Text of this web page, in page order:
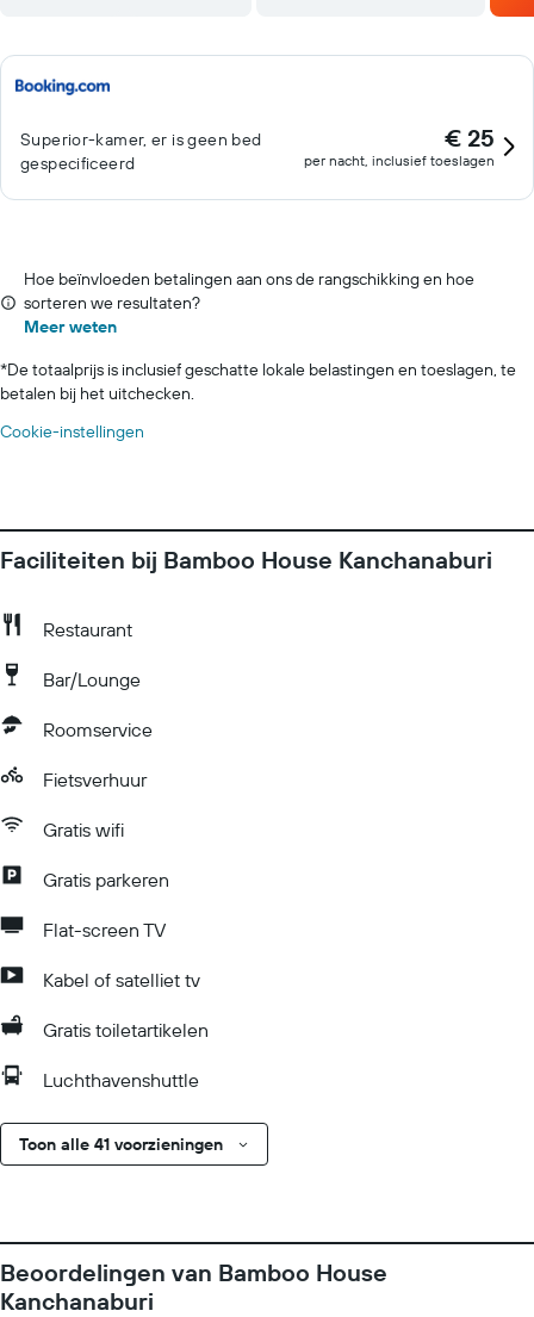
Superior-kamer, er is geen bed
gespecificeerd
€ 25
per nacht, inclusief toeslagen
Hoe beïnvloeden betalingen aan ons de rangschikking en hoe
sorteren we resultaten?
Meer weten
*De totaalprijs is inclusief geschatte lokale belastingen en toeslagen, te
betalen bij het uitchecken.
Cookie-instellingen
Faciliteiten bij Bamboo House Kanchanaburi
Restaurant
Bar/Lounge
Roomservice
Fietsverhuur
Gratis wifi
Gratis parkeren
Flat-screen TV
Kabel of satelliet tv
Gratis toiletartikelen
Luchthavenshuttle
Toon alle 41 voorzieningen
Beoordelingen van Bamboo House
Kanchanaburi